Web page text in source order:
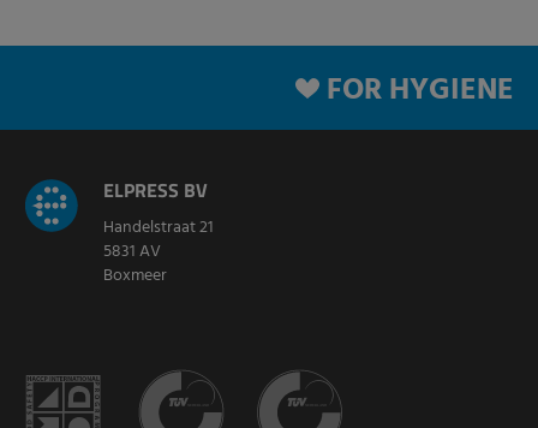
FOR HYGIENE
ELPRESS BV
Handelstraat 21
5831 AV
Boxmeer